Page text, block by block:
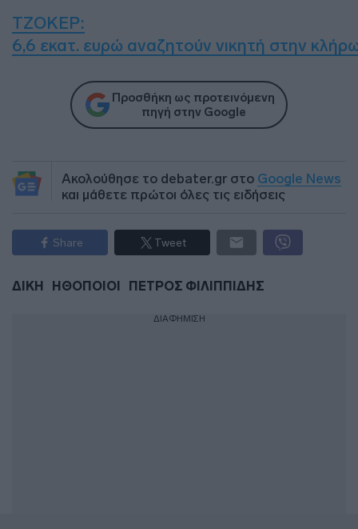
TΖΟΚΕΡ:
6,6 εκατ. ευρώ αναζητούν νικητή στην
Προσθήκη ως προτεινόμενη
πηγή στην Google
Ακολούθησε το debater.gr στο Google News
και μάθετε πρώτοι όλες τις ειδήσεις
Share Tweet
ΔΙΚΗ ΗΘΟΠΟΙΟΙ ΠΕΤΡΟΣ ΦΙΛΙΠΠΙΔΗΣ
ΔΙΑΦΗΜΙΣΗ